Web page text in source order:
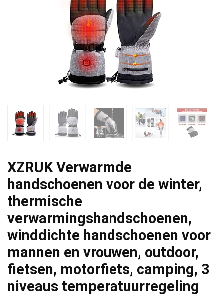
XZRUK Verwarmde
handschoenen voor de winter,
thermische
verwarmingshandschoenen,
winddichte handschoenen voor
mannen en vrouwen, outdoor,
fietsen, motorfiets, camping, 3
niveaus temperatuurregeling